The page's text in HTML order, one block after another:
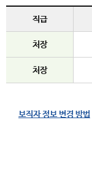
직급
처장
처장
보직자 정보 변경 방법